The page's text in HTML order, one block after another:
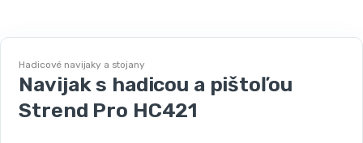
Hadicové navijaky a stojany
Navijak s hadicou a pištoľou
Strend Pro HC421